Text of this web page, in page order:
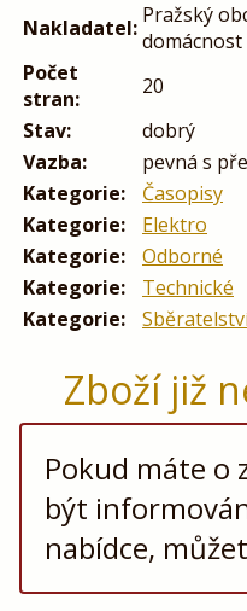
Nakladatel: Pražský
domácnost
Počet
stran:
20
Stav:
dobrý
Vazba:
pevná s
Kategorie:
Časopisy
Kategorie:
Elektro
Kategorie:
Odborné
Kategorie:
Technické
Kategorie:
Zboží již
Pokud máte o
být
nabídce,